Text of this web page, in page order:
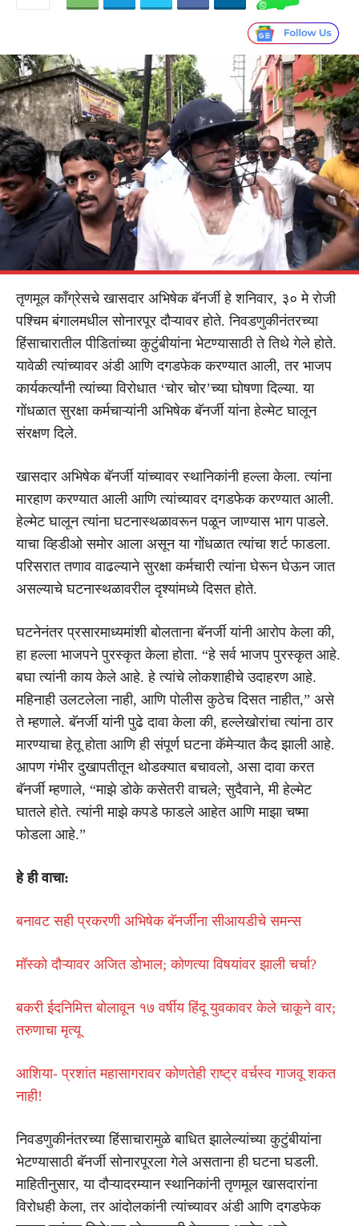
तृणमूल कॉंग्रेसचे खासदार अभिषेक बॅनर्जी हे शनिवार, ३० मे रोजी
पश्चिम बंगालमधील सोनारपूर दौऱ्यावर होते. निवडणुकीनंतरच्या
हिंसाचारातील पीडितांच्या कुटुंबीयांना भेटण्यासाठी ते तिथे गेले होते.
यावेळी त्यांच्यावर अंडी आणि दगडफेक करण्यात आली, तर भाजप
कार्यकर्त्यांनी त्यांच्या विरोधात ‘चोर चोर’च्या घोषणा दिल्या. या
गोंधळात सुरक्षा कर्मचाऱ्यांनी अभिषेक बॅनर्जी यांना हेल्मेट घालून
संरक्षण दिले.
खासदार अभिषेक बॅनर्जी यांच्यावर स्थानिकांनी हल्ला केला. त्यांना
मारहाण करण्यात आली आणि त्यांच्यावर दगडफेक करण्यात आली.
हेल्मेट घालून त्यांना घटनास्थळावरून पळून जाण्यास भाग पाडले.
याचा व्हिडीओ समोर आला असून या गोंधळात त्यांचा शर्ट फाडला.
परिसरात तणाव वाढल्याने सुरक्षा कर्मचारी त्यांना घेरून घेऊन जात
असल्याचे घटनास्थळावरील दृश्यांमध्ये दिसत होते.
घटनेनंतर प्रसारमाध्यमांशी बोलताना बॅनर्जी यांनी आरोप केला की,
हा हल्ला भाजपने पुरस्कृत केला होता. “हे सर्व भाजप पुरस्कृत आहे.
बघा त्यांनी काय केले आहे. हे त्यांचे लोकशाहीचे उदाहरण आहे.
महिनाही उलटलेला नाही, आणि पोलीस कुठेच दिसत नाहीत,” असे
ते म्हणाले. बॅनर्जी यांनी पुढे दावा केला की, हल्लेखोरांचा त्यांना ठार
मारण्याचा हेतू होता आणि ही संपूर्ण घटना कॅमेऱ्यात कैद झाली आहे.
आपण गंभीर दुखापतीतून थोडक्यात बचावलो, असा दावा करत
बॅनर्जी म्हणाले, “माझे डोके कसेतरी वाचले; सुदैवाने, मी हेल्मेट
घातले होते. त्यांनी माझे कपडे फाडले आहेत आणि माझा चष्मा
फोडला आहे.”
हे ही वाचा:
बनावट सही प्रकरणी अभिषेक बॅनर्जींना सीआयडीचे समन्स
मॉस्को दौऱ्यावर अजित डोभाल; कोणत्या विषयांवर झाली चर्चा?
बकरी ईदनिमित्त बोलावून १७ वर्षीय हिंदू युवकावर केले चाकूने वार;
तरुणाचा मृत्यू
आशिया- प्रशांत महासागरावर कोणतेही राष्ट्र वर्चस्व गाजवू शकत
नाही!
निवडणुकीनंतरच्या हिंसाचारामुळे बाधित झालेल्यांच्या कुटुंबीयांना
भेटण्यासाठी बॅनर्जी सोनारपूरला गेले असताना ही घटना घडली.
माहितीनुसार, या दौऱ्यादरम्यान स्थानिकांनी तृणमूल खासदारांना
विरोधही केला, तर आंदोलकांनी त्यांच्यावर अंडी आणि दगडफेक